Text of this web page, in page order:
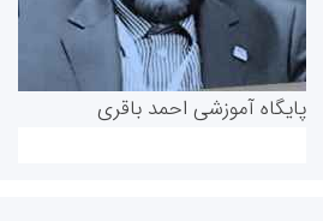
پایگاه آموزشی احمد باقری